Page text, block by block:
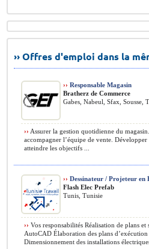
›› Offres d'emploi dans la
›› Responsable Magasin
Bratherz de Commerce
Gabes, Nabeul, Sfax, Sousse,
›› Assurer la gestion quotidienne du
accompagner l’équipe de vente.
atteindre les objectifs ...
›› Dessinateur / Projeteur en
Flash Elec Prefab
Tunis, Tunisie
›› Vos responsabilités Réalisation de plans et
AutoCAD Élaboration des plans
Dimensionnement des installations